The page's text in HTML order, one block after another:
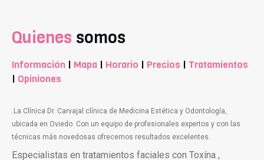
Quienes somos
Información | Mapa | Horario | Precios | Tratamientos
| Opiniones
. La Clínica Dr. Carvajal clínica de Medicina Estética y Odontología,
ubicada en Oviedo. Con un equipo de profesionales expertos y con las
técnicas más novedosas ofrecemos resultados excelentes.
Especialistas en tratamientos faciales con Toxína ,